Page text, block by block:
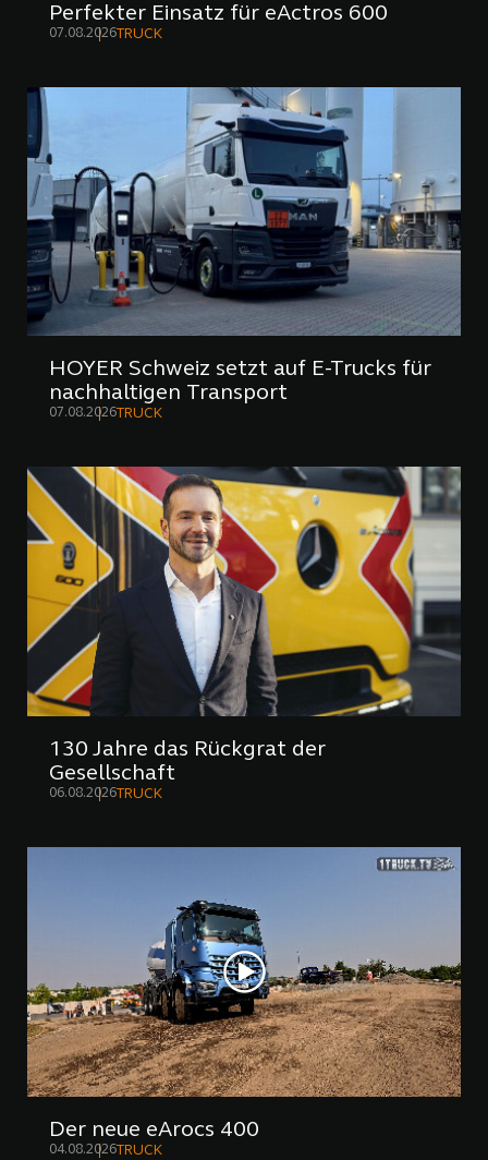
Perfekter Einsatz für eActros 600
07.08.2026TRUCK
HOYER Schweiz setzt auf E-Trucks für
nachhaltigen Transport
07.08.2026 TRUCK
130 Jahre das Rückgrat der
Gesellschaft
06.08.2026 TRUCK
Der neue eArocs 400
04.08.2026 TRUCK